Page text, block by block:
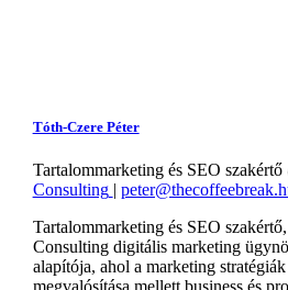
Tóth-Czere Péter
Tartalommarketing és SEO szakértő
Consulting |
Tartalommarketing és SEO
Consulting digitális marketing
alapítója, ahol a marketing
megvalósítása mellett business és